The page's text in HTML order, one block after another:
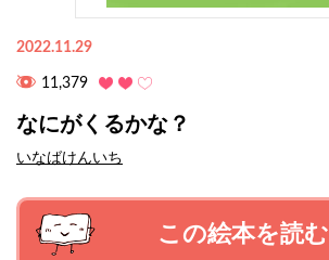
2022.11.29
11,379
なにがくるかな？
いなばけんいち
この絵本を読む